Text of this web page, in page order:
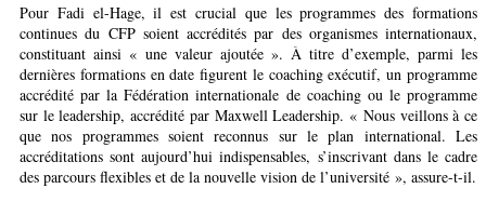
Pour Fadi el-Hage, il est crucial que les programmes des formations
continues du CFP soient accrédités par des organismes internationaux,
constituant ainsi « une valeur ajoutée ». À titre d’exemple, parmi les
dernières formations en date figurent le coaching exécutif, un programme
accrédité par la Fédération internationale de coaching ou le programme
sur le leadership, accrédité par Maxwell Leadership. « Nous veillons à ce
que nos programmes soient reconnus sur le plan international. Les
accréditations sont aujourd’hui indispensables, s’inscrivant dans le cadre
des parcours flexibles et de la nouvelle vision de l’université », assure-t-il.